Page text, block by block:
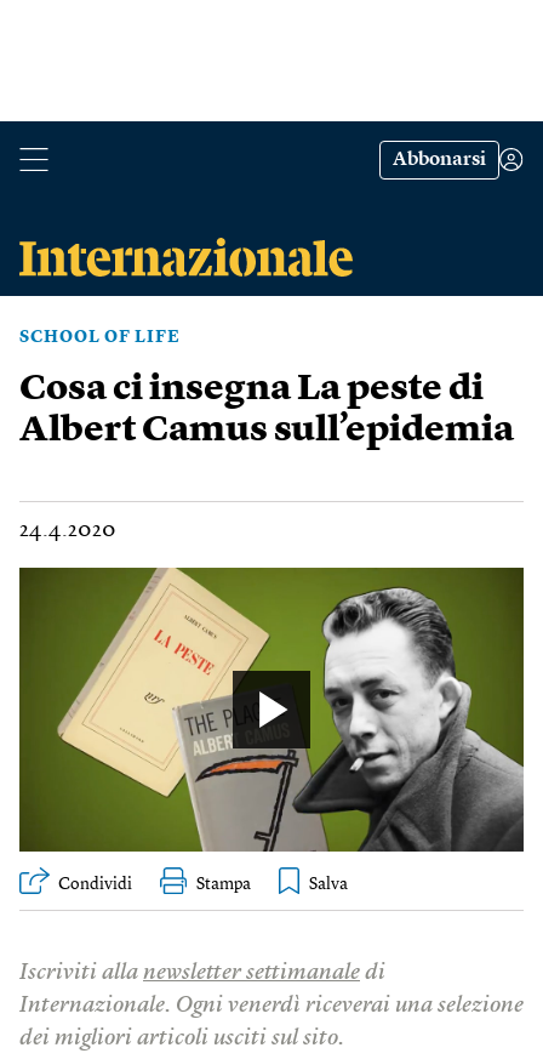
Abbonarsi
SCHOOL OF LIFE
Cosa ci insegna La peste di
Albert Camus sull’epidemia
24.4.2020
Condividi Stampa
Iscriviti alla newsletter settimanale di
Internazionale. Ogni venerdì riceverai una selezione
dei migliori articoli usciti sul sito.